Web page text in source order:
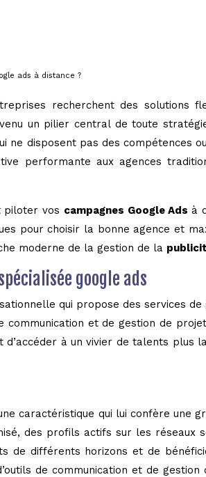
ads à distance ?
recherchent des
un pilier central de toute
disposent pas des compétences
performante aux agences
piloter vos campagnes Google Adsà
pour choisir la bonne agence et
moderne de la gestion de la
google ads
qui propose des services de
communication et de gestion de
à un vivier de talents
caractéristique qui lui confère une
des profils actifs sur les réseaux
différents horizons et de
de communication et de